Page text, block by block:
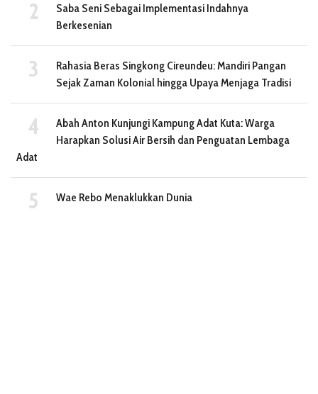
Saba Seni Sebagai Implementasi Indahnya
Berkesenian
Rahasia Beras Singkong Cireundeu: Mandiri Pangan
Sejak Zaman Kolonial hingga Upaya Menjaga Tradisi
Abah Anton Kunjungi Kampung Adat Kuta: Warga
Harapkan Solusi Air Bersih dan Penguatan Lembaga
Adat
Wae Rebo Menaklukkan Dunia